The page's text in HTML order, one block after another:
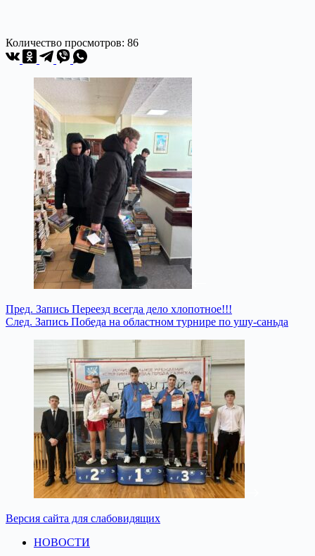
Количество просмотров: 86
Пред. Запись Переезд всегда дело хлопотное!!!
След. Запись Победа на областном турнире по ушу-саньда
Версия сайта для слабовидящих
НОВОСТИ